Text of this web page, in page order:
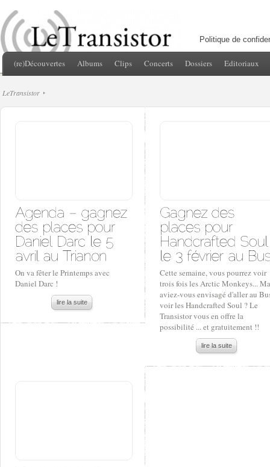
Politique de
(re)Découvertes Albums Clips Concerts Dossiers Editoriaux
LeTransistor
On va fêter le Printemps avec
Daniel Darc !
lire la suite
Cette semaine, vous pourrez voir
trois fois les Arctic Monkeys...
aviez-vous envisagé d'aller au
voir les Handcrafted Soul ? Le
Transistor vous en offre la
possibilité ... et gratuitement !!
lire la suite